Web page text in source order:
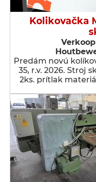
Kolikovačka
Predám novú
35, r.v. 2026. Stroj
2ks. prítlak